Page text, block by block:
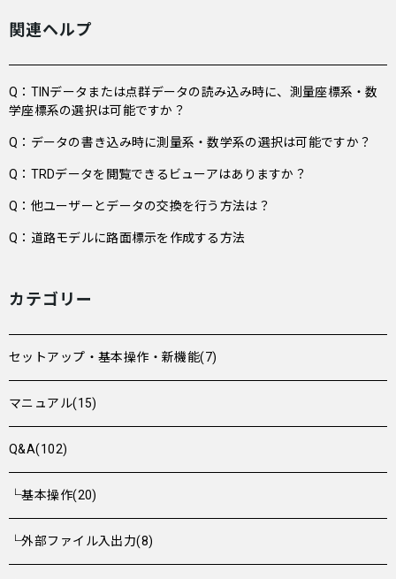
関連ヘルプ
Q：TINデータまたは点群データの読み込み時に、測量座標系・数
学座標系の選択は可能ですか？
Q：データの書き込み時に測量系・数学系の選択は可能ですか？
Q：TRDデータを閲覧できるビューアはありますか？
Q：他ユーザーとデータの交換を行う方法は？
Q：道路モデルに路面標示を作成する方法
カテゴリー
セットアップ・基本操作・新機能(7)
マニュアル(15)
Q&A(102)
└基本操作(20)
└外部ファイル入出力(8)